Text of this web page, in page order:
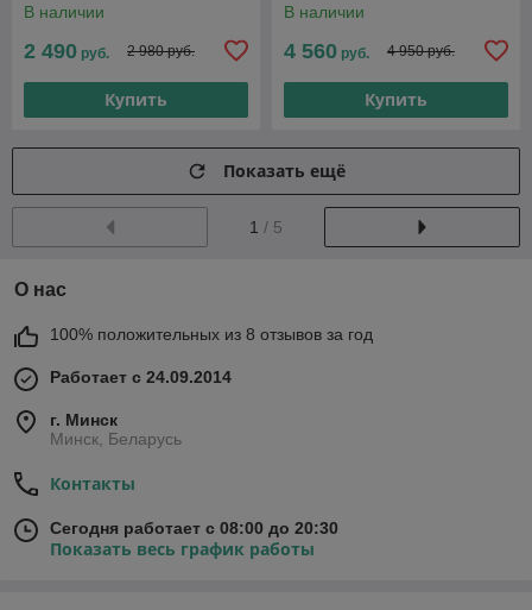
В наличии
2 490 руб. 2 980 руб.
Купить
В наличии
4 560 руб. 4 950 руб.
Купить
Показать ещё
1 / 5
О нас
100% положительных из 8 отзывов за год
Работает с 24.09.2014
г. Минск
Минск, Беларусь
Контакты
Сегодня работает с 08:00 до 20:30
Показать весь график работы